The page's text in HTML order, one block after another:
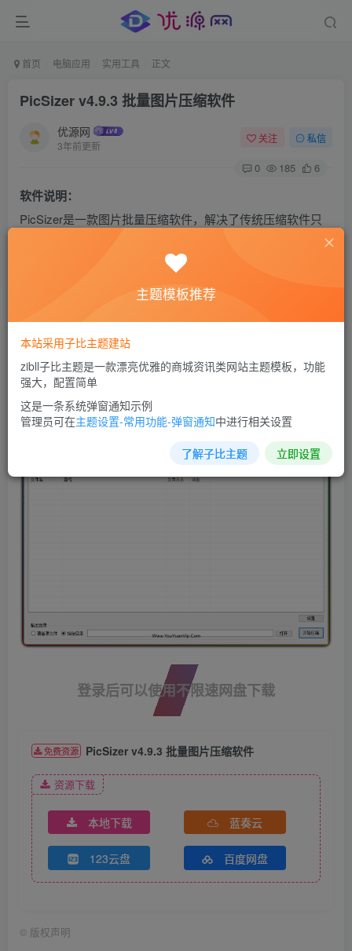
首页 电脑应用 实用工具 正文
PicSizer v4.9.3 批量图片压缩软件
优源网
3年前更新
关注 私信
0 185 6
软件说明：
PicSizer是一款图片批量压缩软件，解决了传统压缩软件只
在网页中，图片需要尽可能占用更少的带宽，盲目使用画质
作为唯一标准来压缩图片的后果是大图片压缩
量的情况下，将图片尽可能压缩到指定的大小，例如
200KB。对大图片降低画质，对小图片仅转码而不改变画
质，可以满足大部分需求。
软件截图：
登录后可以使用不限速网盘下载
免费资源 PicSizer v4.9.3 批量图片压缩软件
资源下载
本地下载 蓝奏云
123云盘 百度网盘
© 版权声明
主题模板推荐
本站采用子比主题建站
zibll子比主题是一款漂亮优雅的商城资讯类网站主题模板，功能
强大，配置简单
这是一条系统弹窗通知示例
管理员可在主题设置-常用功能-弹窗通知中进行相关设置
了解子比主题 立即设置